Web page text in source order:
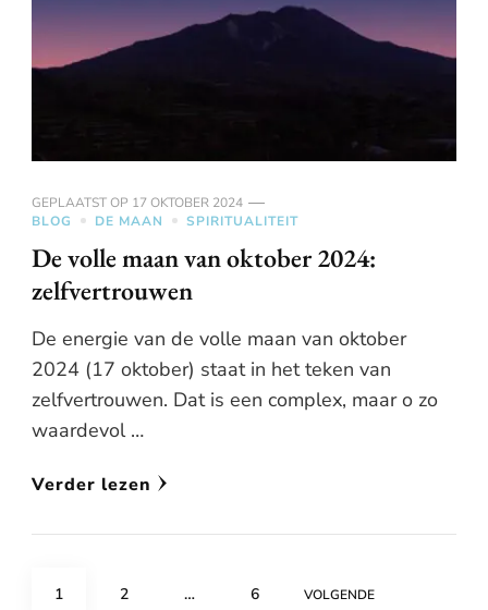
GEPLAATST OP 17 OKTOBER 2024
BLOG
DE MAAN SPIRITUALITEIT
De volle maan van oktober 2024:
zelfvertrouwen
De energie van de volle maan van oktober
2024 (17 oktober) staat in het teken van
zelfvertrouwen. Dat is een complex, maar o zo
waardevol …
Verder lezen
Berichten
PAGE
1 PAGE
2 … PAGE
6 VOLGENDE